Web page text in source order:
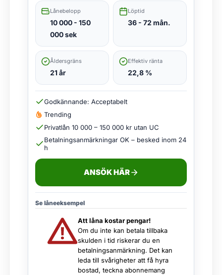
Lånebelopp
10 000 - 150
000 sek
Löptid
36 - 72 mån.
Åldersgräns
21 år
Effektiv ränta
22,8 %
Godkännande: Acceptabelt
Trending
Privatlån 10 000 – 150 000 kr utan UC
Betalningsanmärkningar OK – besked inom 24
h
ANSÖK HÄR
Se låneeksempel
Att låna kostar pengar!
Om du inte kan betala tillbaka
skulden i tid riskerar du en
betalningsanmärkning. Det kan
leda till svårigheter att få hyra
bostad, teckna abonnemang